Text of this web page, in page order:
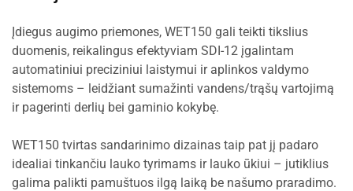
Įdiegus augimo priemones, WET150 gali teikti tikslius
duomenis, reikalingus efektyviam SDI-12 įgalintam
automatiniui preciziniui laistymui ir aplinkos valdymo
sistemoms – leidžiant sumažinti vandens/trąšų vartojimą
ir pagerinti derlių bei gaminio kokybę.
WET150 tvirtas sandarinimo dizainas taip pat jį padaro
idealiai tinkančiu lauko tyrimams ir lauko ūkiui – jutiklius
galima palikti pamuštuos ilgą laiką be našumo praradimo.